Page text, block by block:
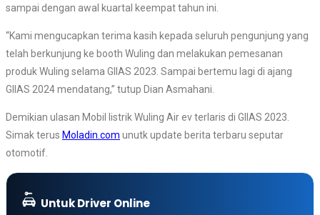
sampai dengan awal kuartal keempat tahun ini.
“Kami mengucapkan terima kasih kepada seluruh pengunjung yang
telah berkunjung ke booth Wuling dan melakukan pemesanan
produk Wuling selama GIIAS 2023. Sampai bertemu lagi di ajang
GIIAS 2024 mendatang,” tutup Dian Asmahani.
Demikian ulasan Mobil listrik Wuling Air ev terlaris di GIIAS 2023.
Simak terus Moladin.com unutk update berita terbaru seputar
otomotif.
Untuk Driver Online